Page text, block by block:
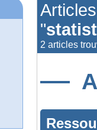
"
2 articles